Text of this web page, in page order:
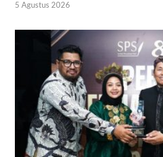
5 Agustus 2026